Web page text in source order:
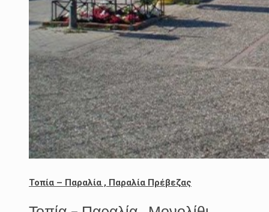
Τοπία – Παραλία , Παραλία Πρέβεζας